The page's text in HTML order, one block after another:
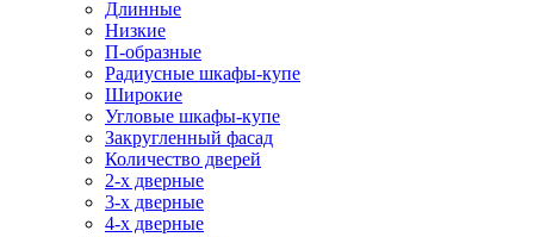
Длинные
Низкие
П-образные
Радиусные шкафы-купе
Широкие
Угловые шкафы-купе
Закругленный фасад
Количество дверей
2-х дверные
3-х дверные
4-х дверные